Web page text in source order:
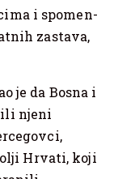
i spomen-
zastava,
je da Bosna i
njeni
Hrvati, koji